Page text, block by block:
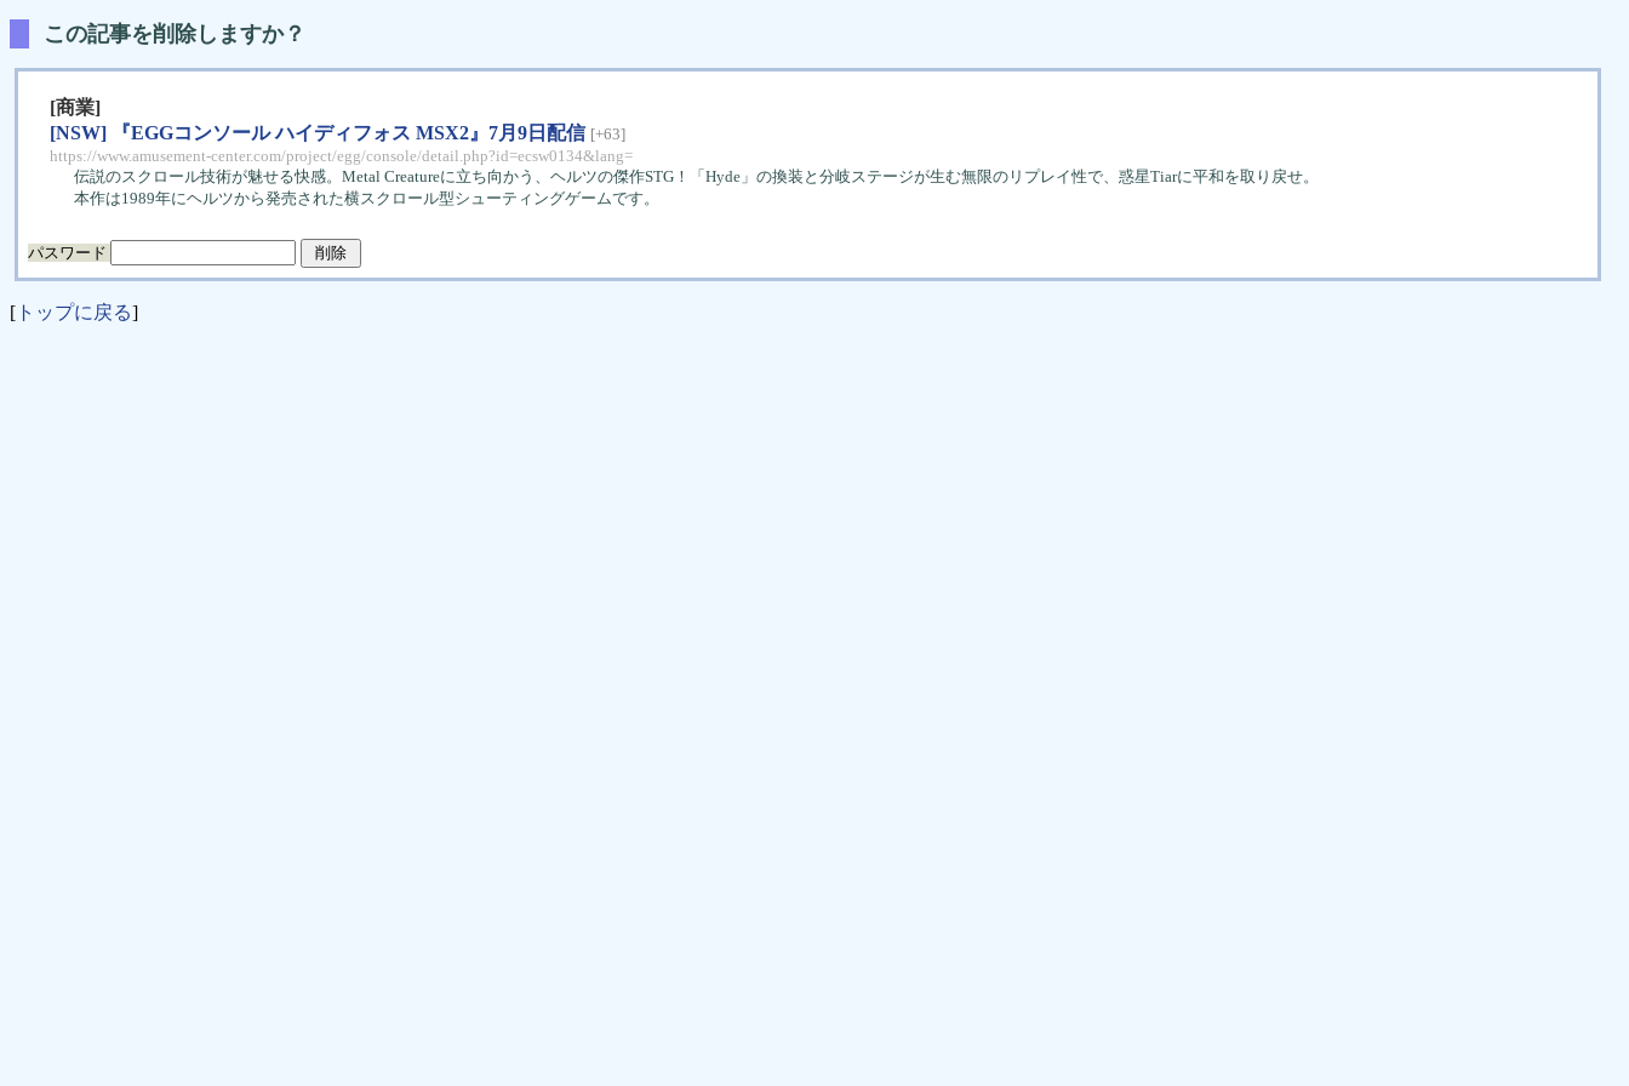
この記事を削除しますか？
[商業]
[NSW] 『EGGコンソール ハイディフォス MSX2』7月9日配信 [+63]
https://www.amusement-center.com/project/egg/console/detail.php?id=ecsw0134&lang=
伝説のスクロール技術が魅せる快感。Metal Creatureに立ち向かう、ヘルツの傑作STG！「Hyde」の換装と分岐ステージが生む無限のリプレイ性で、惑星Tiarに平和を取り戻せ。
本作は1989年にヘルツから発売された横スクロール型シューティングゲームです。
パスワード
[ トップに戻る]